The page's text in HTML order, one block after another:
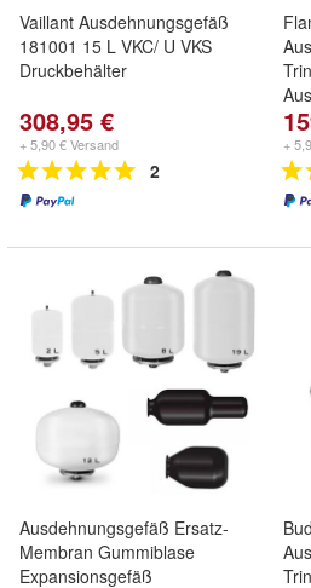
Vaillant Ausdehnungsgefäß
181001 15 L VKC/ U VKS
Druckbehälter
308,95 €
+ 5,90 € Versand
2
+
Ausdehnungsgefäß Ersatz-
Membran Gummiblase
Expansionsgefäß